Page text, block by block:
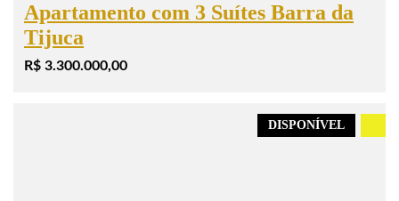
Apartamento com 3 Suítes Barra da
Tijuca
R$ 3.300.000,00
DISPONÍVEL